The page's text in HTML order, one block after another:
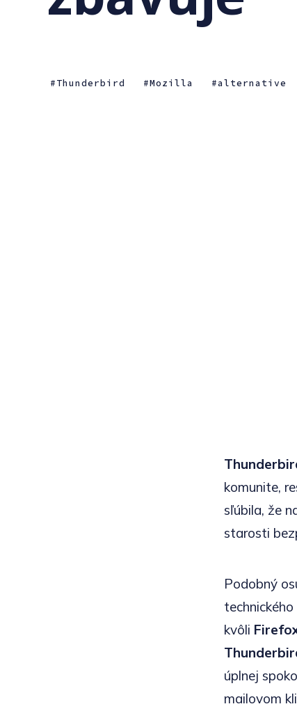
Thunderbird Mozilla alternative
komunite,
sľúbila, že
starosti
Podobný
kvôli
úplnej
mailovom